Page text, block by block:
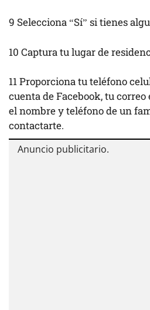
9 Selecciona “Sí” si tienes
10 Captura tu lugar de
11 Proporciona tu teléfono
cuenta de Facebook, tu
el nombre y teléfono de un
contactarte.